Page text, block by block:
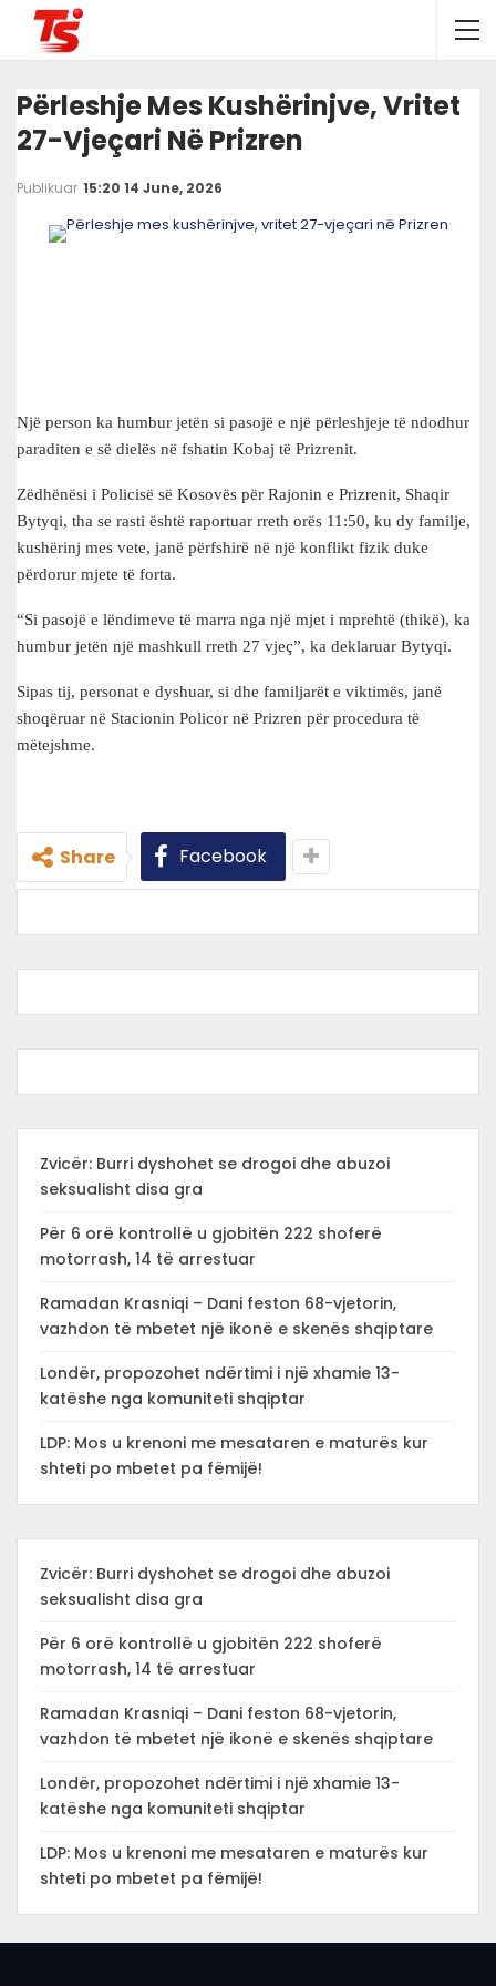
Përleshje Mes Kushërinjve, Vritet
27-Vjeçari Në Prizren
Publikuar 15:20 14 June, 2026
Një person ka humbur jetën si pasojë e një përleshjeje të ndodhur
paraditen e së dielës në fshatin Kobaj të Prizrenit.
Zëdhënësi i Policisë së Kosovës për Rajonin e Prizrenit, Shaqir
Bytyqi, tha se rasti është raportuar rreth orës 11:50, ku dy familje,
kushërinj mes vete, janë përfshirë në një konflikt fizik duke
përdorur mjete të forta.
“Si pasojë e lëndimeve të marra nga një mjet i mprehtë (thikë), ka
humbur jetën një mashkull rreth 27 vjeç”, ka deklaruar Bytyqi.
Sipas tij, personat e dyshuar, si dhe familjarët e viktimës, janë
shoqëruar në Stacionin Policor në Prizren për procedura të
mëtejshme.
Share Facebook
Zvicër: Burri dyshohet se drogoi dhe abuzoi
seksualisht disa gra
Për 6 orë kontrollë u gjobitën 222 shoferë
motorrash, 14 të arrestuar
Ramadan Krasniqi – Dani feston 68-vjetorin,
vazhdon të mbetet një ikonë e skenës shqiptare
Londër, propozohet ndërtimi i një xhamie 13-
katëshe nga komuniteti shqiptar
LDP: Mos u krenoni me mesataren e maturës kur
shteti po mbetet pa fëmijë!
Zvicër: Burri dyshohet se drogoi dhe abuzoi
seksualisht disa gra
Për 6 orë kontrollë u gjobitën 222 shoferë
motorrash, 14 të arrestuar
Ramadan Krasniqi – Dani feston 68-vjetorin,
vazhdon të mbetet një ikonë e skenës shqiptare
Londër, propozohet ndërtimi i një xhamie 13-
katëshe nga komuniteti shqiptar
LDP: Mos u krenoni me mesataren e maturës kur
shteti po mbetet pa fëmijë!